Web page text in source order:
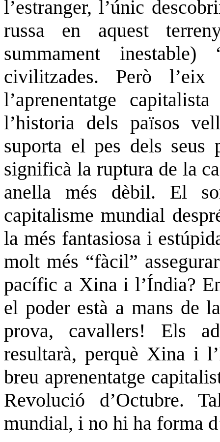
l’estranger, l’únic
russa en aquest
summament
civilitzades. Però
l’aprenentatge
l’historia dels països
suporta el pes dels seus
significà la ruptura de la
anella més dèbil. El
capitalisme mundial
la més fantasiosa i
molt més “fàcil”
pacífic a Xina i l’Índia?
el poder està a mans de
prova, cavallers! Els
resultarà, perquè Xina i
breu aprenentatge
Revolució d’Octubre.
mundial, i no hi ha forma